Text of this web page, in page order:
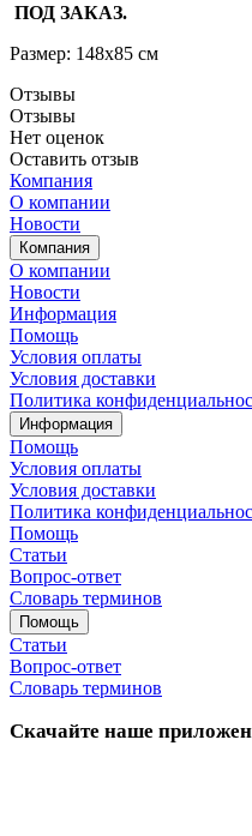
ПОД ЗАКАЗ.
Размер: 148х85 см
Отзывы
Отзывы
Нет оценок
Оставить отзыв
Компания
О компании
Новости
Компания
О компании
Новости
Информация
Помощь
Условия оплаты
Условия доставки
Политика
Информация
Помощь
Условия оплаты
Условия доставки
Политика
Помощь
Статьи
Вопрос-ответ
Словарь терминов
Помощь
Статьи
Вопрос-ответ
Словарь терминов
Скачайте наше